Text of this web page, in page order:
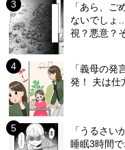
「あら、ご
ないでしょ
視？悪意？
「義母の
発！ 夫は仕
「うるさ
睡眠3時間